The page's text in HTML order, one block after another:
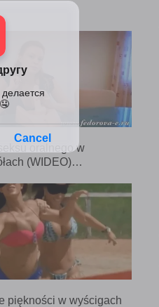
oralnego w
(WIDEO)…
piękności w wyścigach